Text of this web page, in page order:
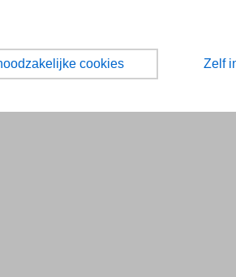
cookies Zelf